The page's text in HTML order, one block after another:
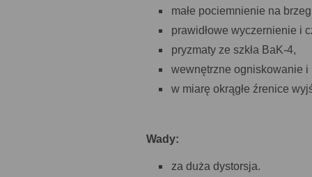
małe pociemnienie na
prawidłowe wyczernienie i
pryzmaty ze szkła BaK-4,
wewnętrzne ogniskowanie i
w miarę okrągłe źrenice
Wady:
za duża dystorsja.